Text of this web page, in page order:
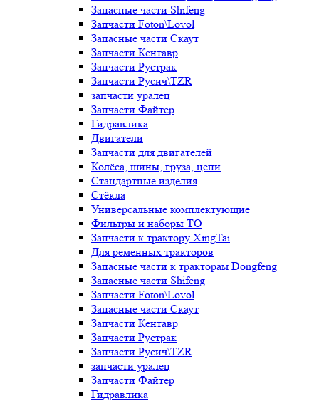
Запасные части Shifeng
Запчасти Foton\Lovol
Запасные части Скаут
Запчасти Кентавр
Запчасти Рустрак
Запчасти Русич\TZR
запчасти уралец
Запчасти Файтер
Гидравлика
Двигатели
Запчасти для двигателей
Колёса, шины, груза, цепи
Стандартные изделия
Стёкла
Универсальные комплектующие
Фильтры и наборы ТО
Запчасти к трактору XingTai
Для ременных тракторов
Запасные части к тракторам Dongfeng
Запасные части Shifeng
Запчасти Foton\Lovol
Запасные части Скаут
Запчасти Кентавр
Запчасти Рустрак
Запчасти Русич\TZR
запчасти уралец
Запчасти Файтер
Гидравлика